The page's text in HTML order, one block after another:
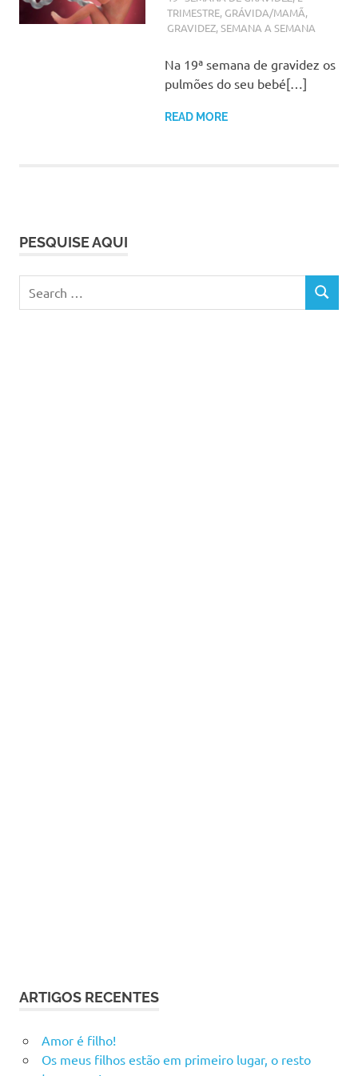
TRIMESTRE, GRÁVIDA/MAMÃ,
GRAVIDEZ,SEMANA A SEMANA
Na 19ª semana de gravidez os
pulmões do seu bebé[…]
READ MORE
PESQUISE AQUI
for:
SEARCH
ARTIGOS RECENTES
Amor é filho!
Os meus filhos estão em primeiro lugar, o resto